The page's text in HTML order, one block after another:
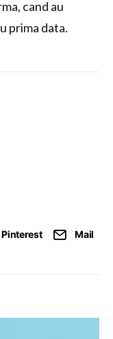
Pinterest Mail
cand au
prima data.